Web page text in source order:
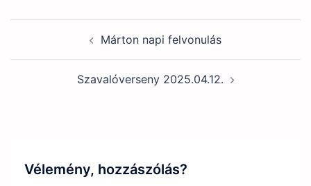
navigation Márton napi felvonulás
Szavalóverseny 2025.04.12.
Vélemény, hozzászólás?